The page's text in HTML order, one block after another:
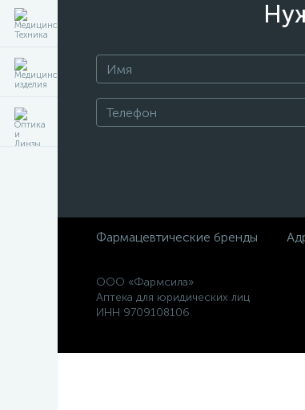
Фармацевтические бренды
ООО «Фармсила»
Аптека для юридических лиц
ИНН 9709108106